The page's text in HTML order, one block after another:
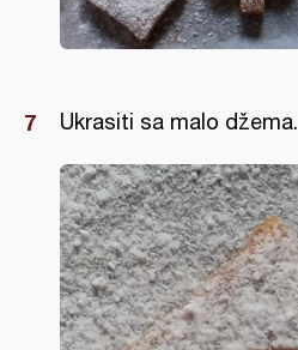
Ukrasiti sa malo džema.